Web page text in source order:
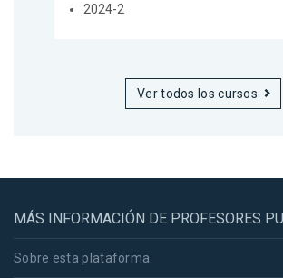
2024-2
Ver todos los cursos
MÁS INFORMACIÓN DE PROFESORES
Sobre esta plataforma